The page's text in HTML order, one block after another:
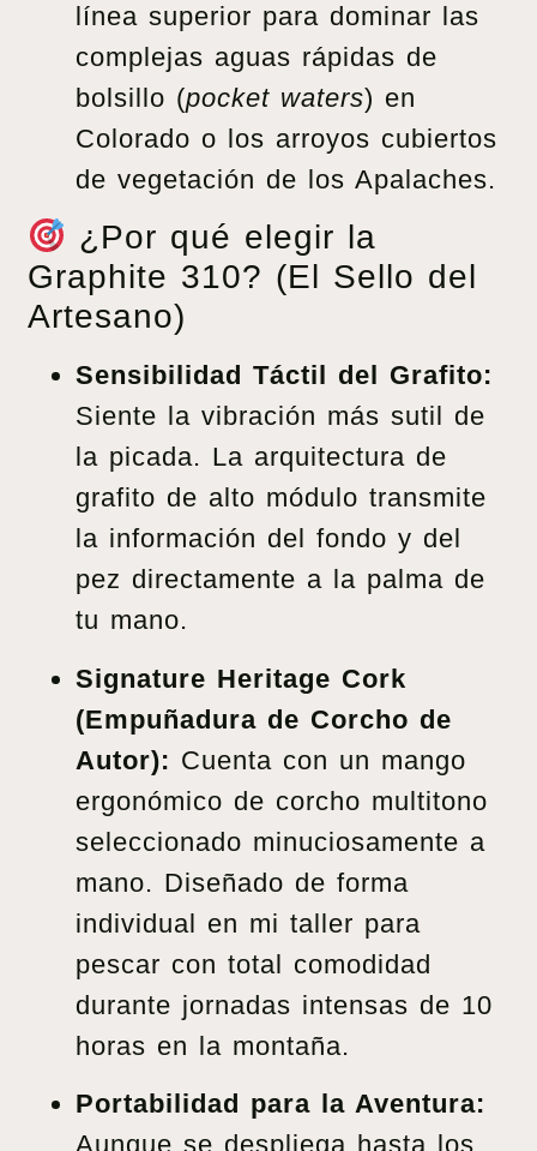
línea superior para dominar las
complejas aguas rápidas de
bolsillo (pocket waters) en
Colorado o los arroyos cubiertos
de vegetación de los Apalaches.
¿Por qué elegir la
Graphite 310? (El Sello del
Artesano)
Sensibilidad Táctil del Grafito:
Siente la vibración más sutil de
la picada. La arquitectura de
grafito de alto módulo transmite
la información del fondo y del
pez directamente a la palma de
tu mano.
Signature Heritage Cork
(Empuñadura de Corcho de
Autor): Cuenta con un mango
ergonómico de corcho multitono
seleccionado minuciosamente a
mano. Diseñado de forma
individual en mi taller para
pescar con total comodidad
durante jornadas intensas de 10
horas en la montaña.
Portabilidad para la Aventura:
Aunque se despliega hasta los